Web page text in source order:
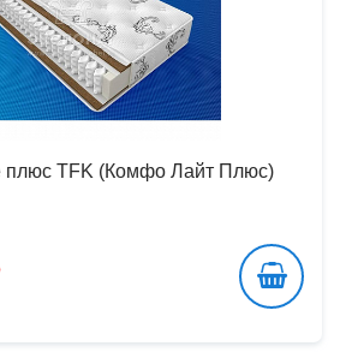
плюс TFK (Комфо Лайт Плюс)